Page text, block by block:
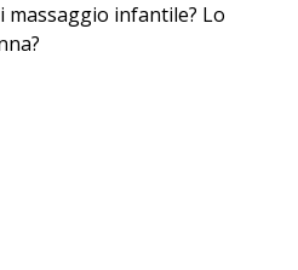
massaggio infantile? Lo